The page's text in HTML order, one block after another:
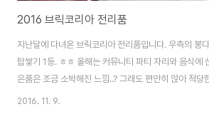
2016 브릭코리아 전리품
지난달에 다녀온 브릭코리아 전리품입니다. 우측의 봉
탑쌓기 1등. ㅎㅎ 올해는 커뮤니티 파티 자리와 음식에
은품은 조금 소박해진 느낌..? 그래도 편안히 앉아 적당
있어서 좋았습니다. 그리고 별작가가 만들어준 명찰불
2016. 11. 9.